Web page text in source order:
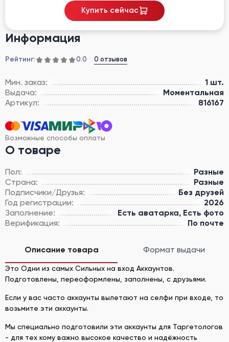
Информация
Рейтинг: 0.0 0 отзывов
Мин. заказ:
1 шт.
Выдача:
Моментальная
Артикул:
816167
Возможные способы оплаты
О товаре
Пол:
Разные
Страна:
Разные
Подписчики/Друзья:
Без друзей
Год регистрации:
2026
Заполнение:
Есть аватарка, Есть фото
Верификация:
По почте
Купить сейчас
Описание товара Формат выдачи
Это Одни из самых Cильных на вход Аккаунтов.
Подготовлены, переоформлены, заполнены, с друзьями.
Если у вас часто аккаунты вылетают на селфи при входе, то
возьмите эти аккаунты.
Мы специально подготовили эти аккаунты для Таргетологов
- для тех кому важно высокое качество и надёжность